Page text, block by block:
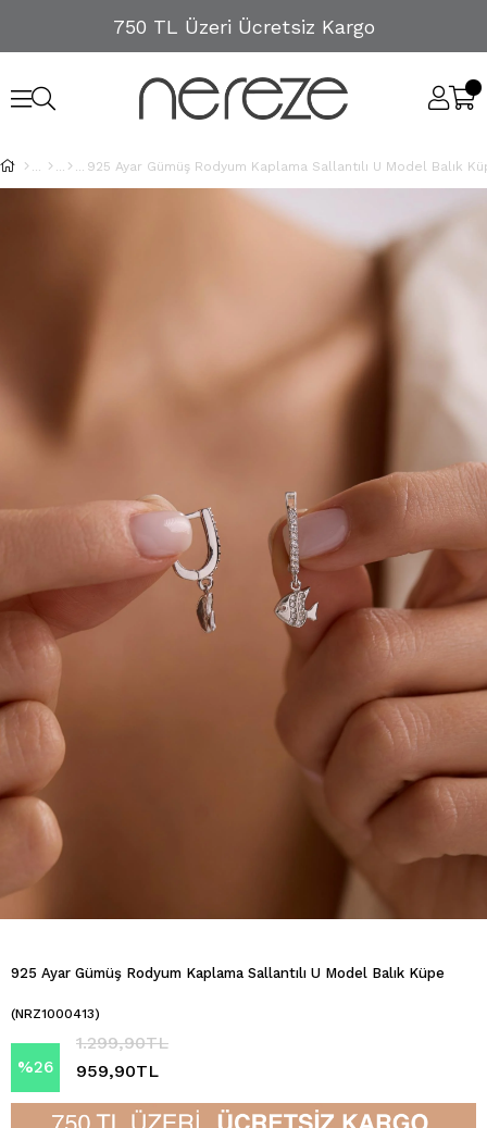
750 TL Üzeri Ücretsiz Kargo
925 Ayar Gümüş Rodyum Kaplama Sallantılı U Model Balık
925 Ayar Gümüş Rodyum Kaplama Sallantılı U Model Balık Küpe
(NRZ1000413)
%26
İndirim
1.299,90TL
959,90TL